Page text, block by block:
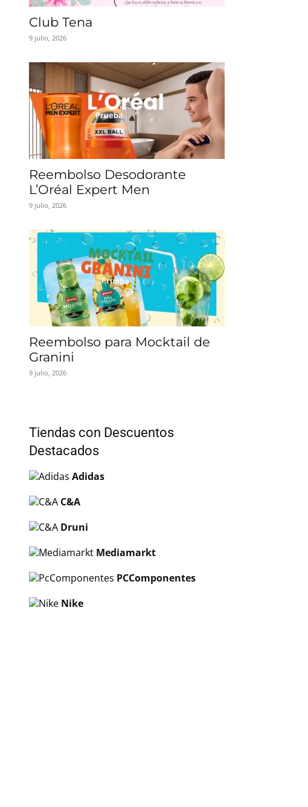
Club Tena
9 julio, 2026
Reembolso Desodorante
L’Oréal Expert Men
9 julio, 2026
Reembolso para Mocktail de
Granini
9 julio, 2026
Tiendas con Descuentos
Destacados
Adidas
C&A
Druni
Mediamarkt
PCComponentes
Nike